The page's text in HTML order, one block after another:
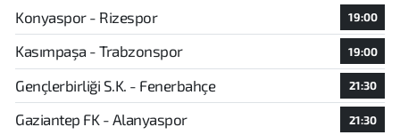
Konyaspor - Rizespor
19:00
Kasımpaşa - Trabzonspor 19:00
Gençlerbirliği S.K. - Fenerbahçe 21:30
Gaziantep FK - Alanyaspor 21:30